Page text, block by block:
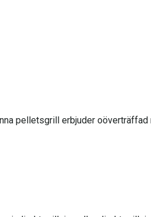
pelletsgrill erbjuder